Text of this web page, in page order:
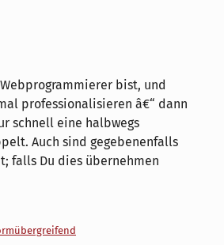
bist, und
professionalisieren â€“ dann
schnell eine halbwegs
Auch sind gegebenenfalls
falls Du dies übernehmen